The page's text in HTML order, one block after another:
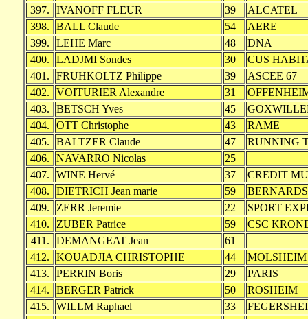
397.
IVANOFF FLEUR 39
ALCATEL
398.
BALL Claude 54
AERE
399.
LEHE Marc 48
DNA
400.
LADJMI Sondes 30
CUS
401.
FRUHKOLTZ Philippe 39
ASCEE 67
402.
VOITURIER Alexandre 31
403.
BETSCH Yves 45
404.
OTT Christophe 43
RAME
405.
BALTZER Claude 47
RUNNING
406.
NAVARRO Nicolas
25
407.
WINE Hervé 37
CREDIT
408.
DIETRICH Jean marie 59
409.
ZERR Jeremie 22
SPORT
410.
ZUBER Patrice 59
CSC
411.
DEMANGEAT Jean
61
412.
KOUADJIA CHRISTOPHE 44
MOLSHEIM
413.
PERRIN Boris 29
PARIS
414.
BERGER Patrick 50
ROSHEIM
415.
WILLM Raphael 33